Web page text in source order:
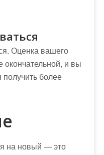
Оценка вашего
окончательной, и вы
получить более
на новый — это